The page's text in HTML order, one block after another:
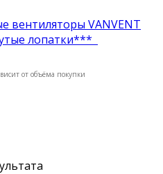
вентиляторы VANVENT
лопатки***
от объёма покупки